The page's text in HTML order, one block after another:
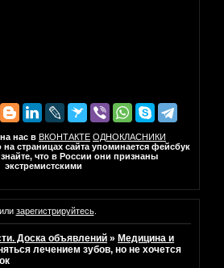
нас в ВКОНТАКТЕ ОДНОКЛАСНИКИ
страницах сайта упоминается фейсбук
что в России они признаны
экстремистскими
зарегистрируйтесь.
Доска объявлений » Медицина и
лечением зубов, но не хочется